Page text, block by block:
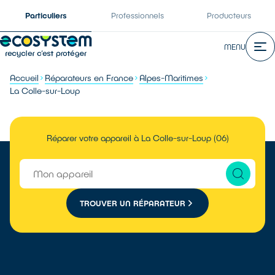
Particuliers Professionnels Producteurs
MENU
Accueil Réparateurs en France
Alpes-Maritimes
La Colle-sur-Loup
Réparer votre appareil à La Colle-sur-Loup (06)
TROUVER UN RÉPARATEUR